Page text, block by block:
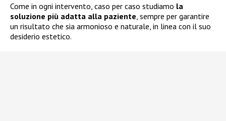
Come in ogni intervento, caso per caso studiamo la
soluzione più adatta alla paziente , sempre per garantire
un risultato che sia armonioso e naturale, in linea con il suo
desiderio estetico.